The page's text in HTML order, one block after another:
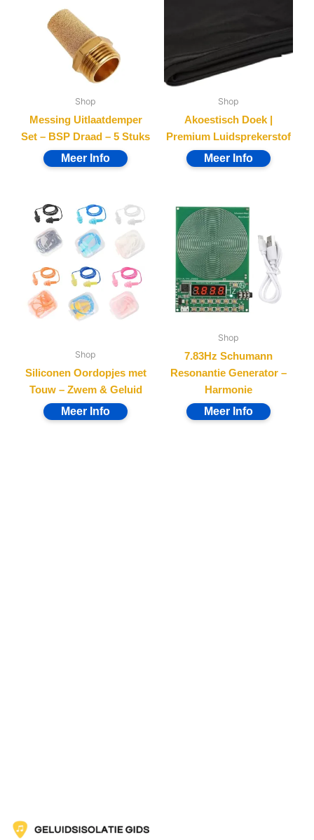
Shop
Messing Uitlaatdemper
Set – BSP Draad – 5 Stuks
Shop
Akoestisch Doek |
Premium Luidsprekerstof
Shop
Siliconen Oordopjes met
Touw – Zwem & Geluid
Shop
7.83Hz Schumann
Resonantie Generator –
Harmonie